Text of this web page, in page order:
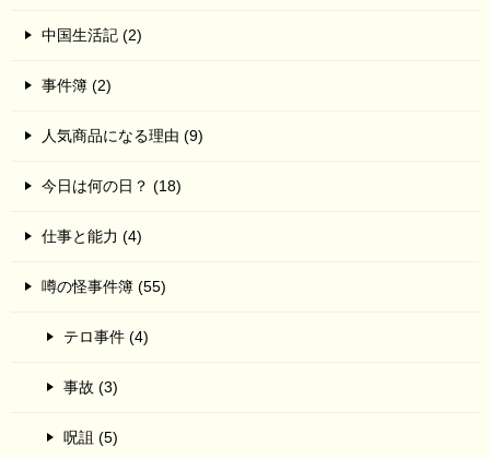
中国生活記 (2)
事件簿 (2)
人気商品になる理由 (9)
今日は何の日？ (18)
仕事と能力 (4)
噂の怪事件簿 (55)
テロ事件 (4)
事故 (3)
呪詛 (5)